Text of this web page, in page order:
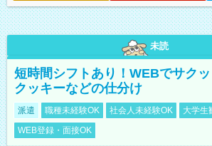
未読
短時間シフトあり！WEBでサク
クッキーなどの仕分け
派遣 職種未経験OK 社会人未経験OK 大学生
WEB登録・面接OK